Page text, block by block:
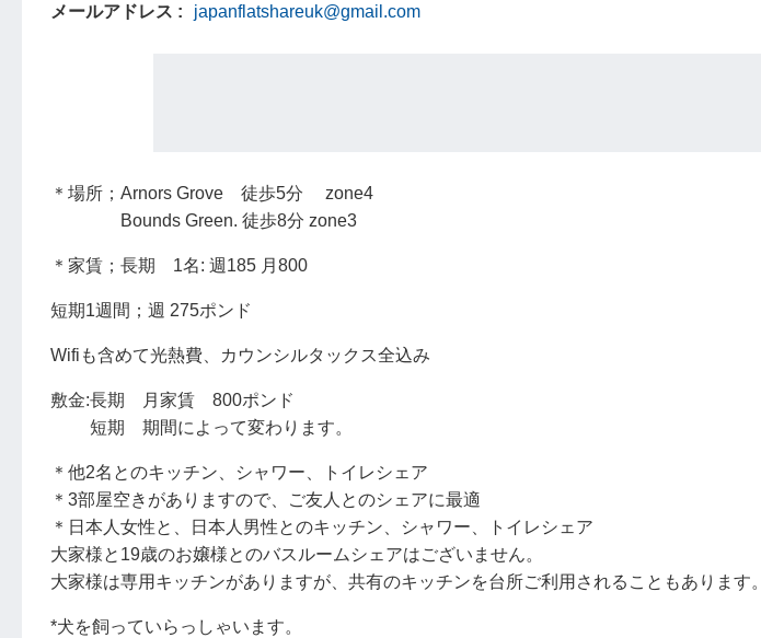
メールアドレス japanflatshareuk@gmail.com
＊場所；Arnors Grove 徒歩5分 zone4
Bounds Green. 徒歩8分 zone3
＊家賃；長期 1名: 週185 月800
短期1週間；週 275ポンド
Wifiも含めて光熱費、カウンシルタックス全込み
敷金:長期 月家賃 800ポンド
短期 期間によって変わります。
＊他2名とのキッチン、シャワー、トイレシェア
＊3部屋空きがありますので、ご友人とのシェアに最適
＊日本人女性と、日本人男性とのキッチン、シャワー、トイレシェア
大家様と19歳のお嬢様とのバスルームシェアはございません。
大家様は専用キッチンがありますが、共有のキッチンを台所ご利用されることもあります。
*犬を飼っていらっしゃいます。